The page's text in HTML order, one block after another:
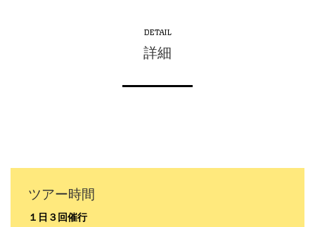
DETAIL
詳細
ツアー時間
１日３回催行